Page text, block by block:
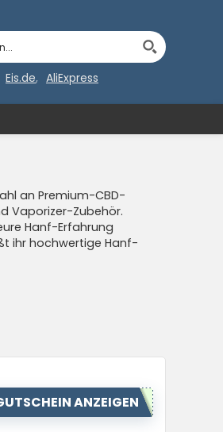
Eis.de AliExpress
an Premium-CBD-
Vaporizer-Zubehör.
Hanf-Erfahrung
ihr hochwertige Hanf-
ANZEIGEN